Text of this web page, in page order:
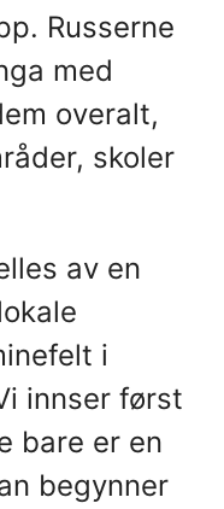
Russerne
med
overalt,
skoler
av en
i
innser først
bare er en
begynner